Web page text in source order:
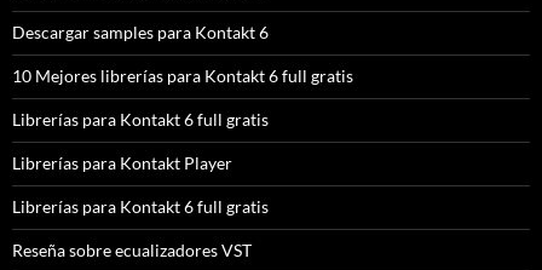
Descargar samples para Kontakt 6
10 Mejores librerías para Kontakt 6 full gratis
Librerías para Kontakt 6 full gratis
Librerías para Kontakt Player
Librerías para Kontakt 6 full gratis
Reseña sobre ecualizadores VST